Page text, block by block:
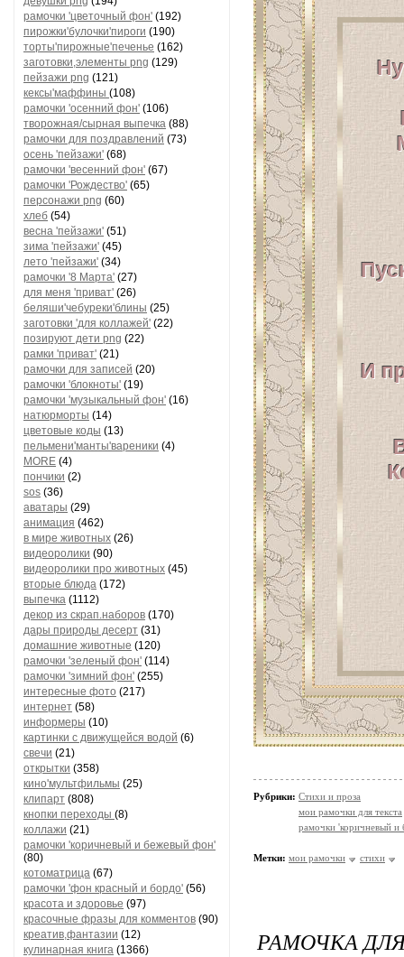
рамочки 'цветочный фон' (192)
пирожки'булочки'пироги (190)
торты'пирожные'печенье (162)
заготовки,элементы png (129)
пейзажи png (121)
кексы'маффины (108)
рамочки 'осенний фон' (106)
творожная/сырная выпечка (88)
рамочки для поздравлений (73)
осень 'пейзажи' (68)
рамочки 'весенний фон' (67)
рамочки 'Рождество' (65)
персонажи png (60)
хлеб (54)
весна 'пейзажи' (51)
зима 'пейзажи' (45)
лето 'пейзажи' (34)
рамочки '8 Марта' (27)
для меня 'приват' (26)
беляши'чебуреки'блины (25)
заготовки 'для коллажей' (22)
позируют дети png (22)
рамки 'приват' (21)
рамочки для записей (20)
рамочки 'блокноты' (19)
рамочки 'музыкальный фон' (16)
натюрморты (14)
цветовые коды (13)
пельмени'манты'вареники (4)
MORE (4)
пончики (2)
sos (36)
аватары (29)
анимация (462)
в мире животных (26)
видеоролики (90)
видеоролики про животных (45)
вторые блюда (172)
выпечка (1112)
декор из скрап.наборов (170)
дары природы десерт (31)
домашние животные (120)
рамочки 'зеленый фон' (114)
рамочки 'зимний фон' (255)
интересные фото (217)
интернет (58)
информеры (10)
картинки с движущейся водой (6)
свечи (21)
открытки (358)
кино'мультфильмы (25)
клипарт (808)
кнопки переходы (8)
коллажи (21)
рамочки 'коричневый и бежевый фон'
(80)
котоматрица (67)
рамочки 'фон красный и бордо' (56)
красота и здоровье (97)
красочные фразы для комментов (90)
креатив,фантазии (12)
кулинарная книга (1366)
И
Рубрики: Стихи и проза
мои рамочки для текста
рамочки 'коричневый
Метки: мои рамочки стихи
РАМОЧКА